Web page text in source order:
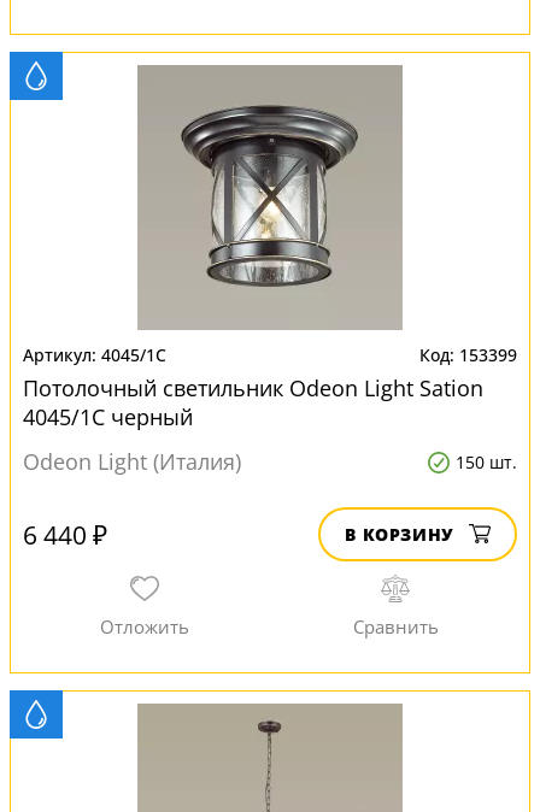
4045/1C 153399
Потолочный светильник Odeon Light Sation
4045/1C черный
Odeon Light (Италия)
150 шт.
6 440 ₽ В КОРЗИНУ